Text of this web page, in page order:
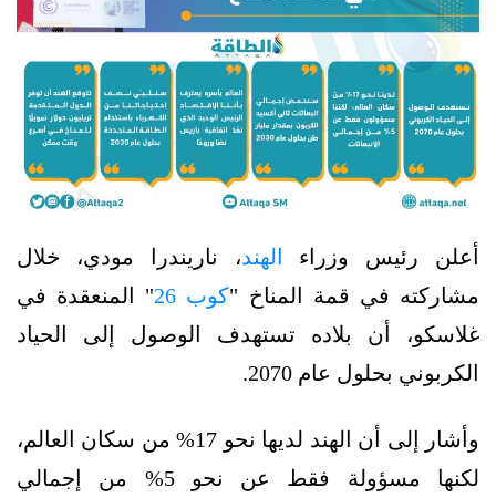
أعلن رئيس وزراء الهند، ناريندرا مودي، خلال
مشاركته في قمة المناخ "كوب 26
" المنعقدة في
غلاسكو، أن بلاده تستهدف الوصول إلى الحياد
الكربوني بحلول عام 2070.
وأشار إلى أن الهند لديها نحو 17% من سكان العالم،
لكنها مسؤولة فقط عن نحو 5% من إجمالي